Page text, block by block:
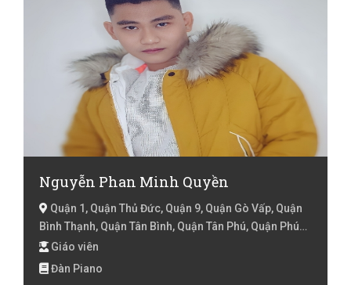
Nguyễn Phan Minh Quyền
Quận 1, Quận Thủ Đức, Quận 9, Quận Gò Vấp, Quận
Bình Thạnh, Quận Tân Bình, Quận Tân Phú, Quận Phú
Nhuận, Quận 2, Quận 3, Quận 10, Quận 11, Quận 4,
Quận 5, Quận 6, Quận 8, Quận 7, Hồ Chí Minh
Giáo viên
Đàn Piano